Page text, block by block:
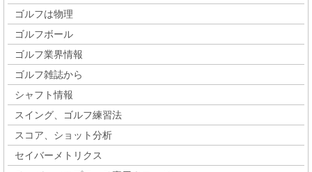
ゴルフは物理
ゴルフボール
ゴルフ業界情報
ゴルフ雑誌から
シャフト情報
スイング、ゴルフ練習法
スコア、ショット分析
セイバーメトリクス